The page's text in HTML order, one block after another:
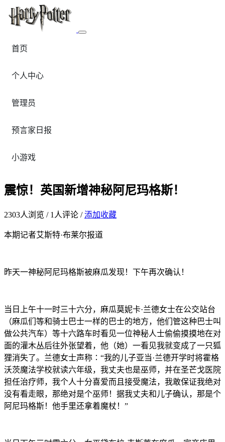
首页
个人中心
管理员
预言家日报
小游戏
震惊！英国新增神秘阿尼玛格斯！
2303人浏览 / 1 人评论 /添加收藏
本期记者艾斯特·布莱尔报道
昨天一神秘阿尼玛格斯被麻瓜发现！下午再次确认！
当日上午十一时三十六分，麻瓜莫妮卡·兰德女士在公交站台
（麻瓜们等和骑士巴士一样的巴士的地方，他们管这种巴士叫
做公共汽车）等十六路车时看见一位神秘人士偷偷摸摸地在对
面的灌木丛后往外张望着，他（她）一看见我就变成了一只狐
狸消失了。兰德女士声称∶“我的儿子亚当·兰德开学时将霍格
沃茨魔法学校就读六年级，我丈夫也是巫师，并在圣芒戈医院
担任治疗师，我个人十分喜爱而且接受魔法，我敢保证我绝对
没有看走眼，那绝对是个巫师！据我丈夫和儿子确认，那是个
阿尼玛格斯！他手里还拿着魔杖！”